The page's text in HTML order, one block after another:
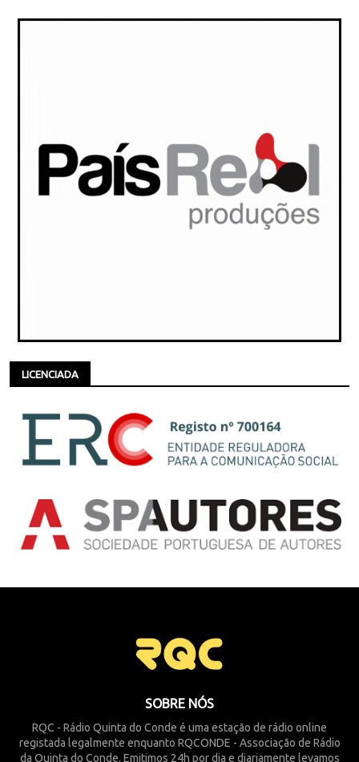
LICENCIADA
SOBRE NÓS
RQC - Rádio Quinta do Conde é uma estação de rádio online
registada legalmente enquanto RQCONDE - Associação de Rádio
da Quinta do Conde. Emitimos 24h por dia e diariamente levamos